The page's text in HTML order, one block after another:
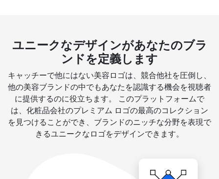
ユニークなデザインがあなたのブラ
ンドを定義します
キャッチーで他にはない美容ロゴは、競合他社を圧倒し、
他の美容ブランドの中でもあなたを認識する機会を視聴者
に提供するのに役立ちます。 このプラットフォームで
は、化粧品会社のプレミアム ロゴの最高のコレクション
を見つけることができ、ブランドのニッチな分野を表現で
きるユニークなロゴをデザインできます。